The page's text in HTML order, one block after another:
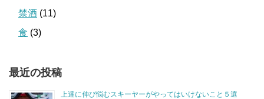
禁酒 (11)
食 (3)
最近の投稿
上達に伸び悩むスキーヤーがやってはいけないこと５選